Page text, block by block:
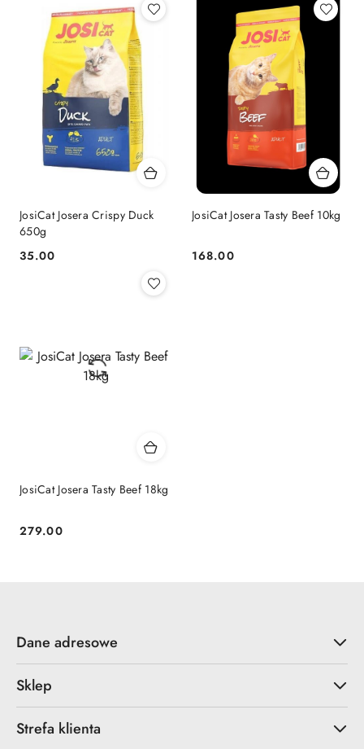
JosiCat Josera Crispy Duck
650g
Cena:
35.00
JosiCat Josera Tasty Beef 10kg
Cena:
168.00
JosiCat Josera Tasty Beef 18kg
Cena:
279.00
Dane adresowe
Sklep
Strefa klienta